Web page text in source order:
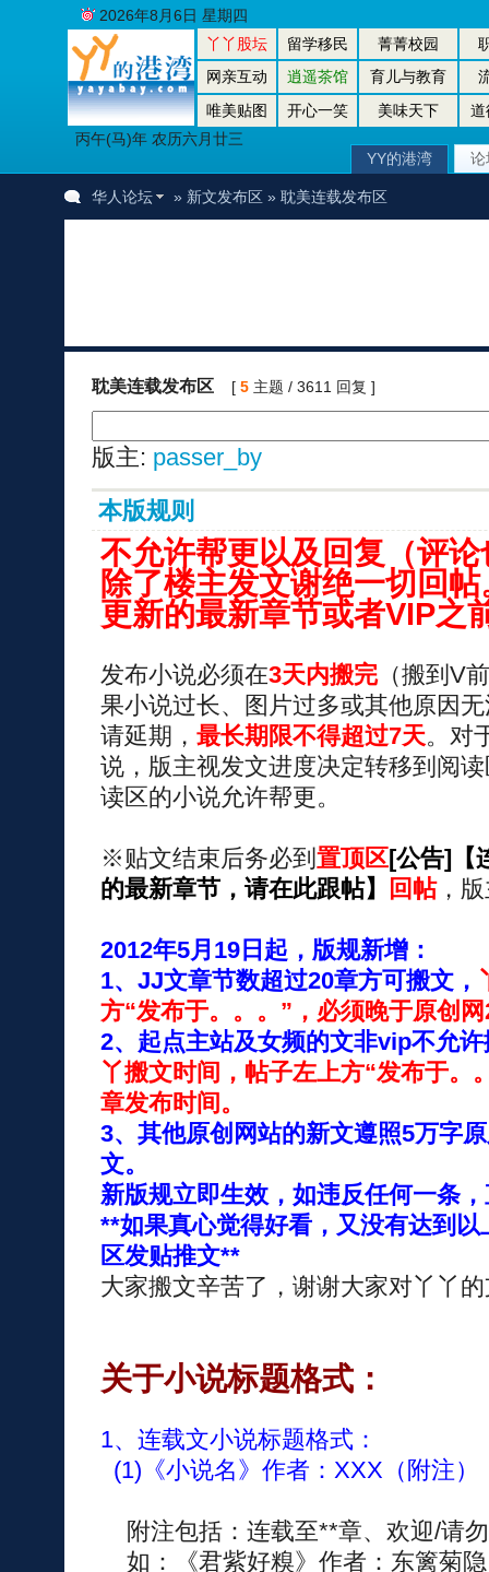
丫丫股坛 留学移民 菁菁校园
网亲互动
逍遥茶馆 育儿与教育
唯美贴图
开心一笑 美味天下
道
丙午(马)年 农历六月廿三
2026年8月6日 星期四
YY的港湾 论
华人论坛 » 新文发布区» 耽美连载发布区
耽美连载发布区 [ 5主题 / 3611 回复 ]
版主: passer_by
本版规则
不允许帮更以及回复（评
除了楼主发文谢绝一切回
更新的最新章节或者VIP之
发布小说必须在3天内搬完（搬到V
果小说过长、图片过多或其他原因
请延期， 最长期限不得超过7天。对
说，版主视发文进度决定转移到阅
读区的小说允许帮更。
※贴文结束后务必到 置顶区[公告]【
的最新章节，请在此跟帖】
回帖，
2012年5月19日起，版规新增：
1、JJ文章节数超过20章方可搬文，
方“发布于。。。”，必须晚于原创
2、起点主站及女频的文非vip不允
丫搬文时间，帖子左上方“发布于。
章发布时间。
3、其他原创网站的新文遵照5万字
文。
新版规立即生效，如违反任何一条
**如果真心觉得好看，又没有达到
区发贴推文**
大家搬文辛苦了，谢谢大家对丫丫
关于小说标题格式：
1、连载文小说标题格式：
(1)《小说名》作者：XXX（附注）
附注包括：连载至**章、欢迎/请
如：《君紫好糗》作者：东篱菊